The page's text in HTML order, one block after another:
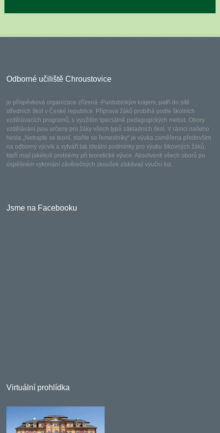
Odborné učiliště Chroustovice
je příspěvková organizace zřízená -Pardubickým krajem, patří do sítě
středních škol v České republice. Příprava žáků probíhá podle školních
vzdělávacích programů, s využitím speciálně pedagogických metod. Obory
vzdělávání jsou určeny pro žáky všech typů základních škol. V rámci našeho
hesla „Netrapte se teorií, staňte se řemeslníky“ je výuka zaměřena především
na odborný výcvik a vytváří tak ideální podmínky pro výuku šikovných žáků,
kteří mají jakékoli problémy při teoretické výuce. Absolventi všech oborů po
úspěšném vykonání závěrečných zkoušek získávají výuční list.
Jsme na Facebooku
Virtuální prohlídka